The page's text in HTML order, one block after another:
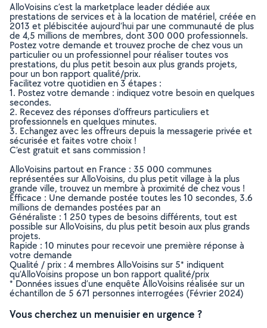
AlloVoisins c’est la marketplace leader dédiée aux
prestations de services et à la location de matériel, créée en
2013 et plébiscitée aujourd’hui par une communauté de plus
de 4,5 millions de membres, dont 300 000 professionnels.
Postez votre demande et trouvez proche de chez vous un
particulier ou un professionnel pour réaliser toutes vos
prestations, du plus petit besoin aux plus grands projets,
pour un bon rapport qualité/prix.
Facilitez votre quotidien en 3 étapes :
1. Postez votre demande : indiquez votre besoin en quelques
secondes.
2. Recevez des réponses d’offreurs particuliers et
professionnels en quelques minutes.
3. Echangez avec les offreurs depuis la messagerie privée et
sécurisée et faites votre choix !
C’est gratuit et sans commission !
AlloVoisins partout en France : 35 000 communes
représentées sur AlloVoisins, du plus petit village à la plus
grande ville, trouvez un membre à proximité de chez vous !
Efficace : Une demande postée toutes les 10 secondes, 3.6
millions de demandes postées par an
Généraliste : 1 250 types de besoins différents, tout est
possible sur AlloVoisins, du plus petit besoin aux plus grands
projets.
Rapide : 10 minutes pour recevoir une première réponse à
votre demande
Qualité / prix : 4 membres AlloVoisins sur 5* indiquent
qu’AlloVoisins propose un bon rapport qualité/prix
* Données issues d’une enquête AlloVoisins réalisée sur un
échantillon de 5 671 personnes interrogées (Février 2024)
Vous cherchez un menuisier en urgence ?